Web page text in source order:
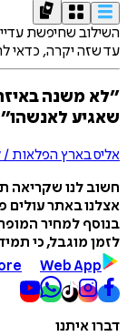
השילוב שחיפשת
עד שזה יקרה, כדאי
״לא משנה
שאגיע לאנשהו״
אליס בארץ הפלאות /
חשוב לנו שקריאה
אצלנו באתר
בנוסף למחיר
לזמן מוגבל, כי
Web App
דברו איתנו